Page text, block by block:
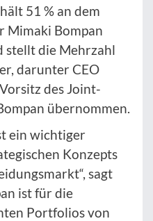
51 % an dem
Mimaki Bompan
stellt die Mehrzahl
darunter CEO
des Joint-
übernommen.
ein wichtiger
Konzepts
sagt
ist für die
Portfolios von